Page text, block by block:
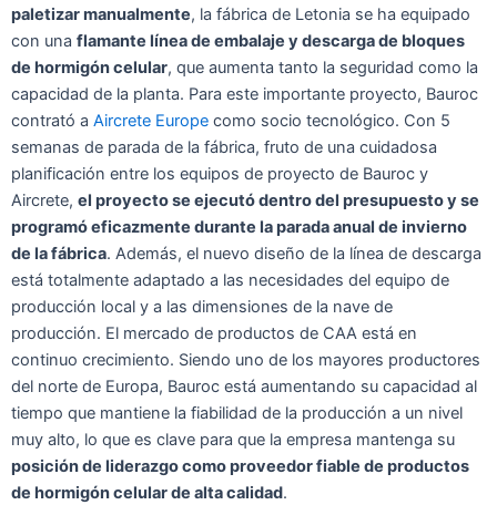
paletizar manualmente, la fábrica de Letonia se ha equipado
con una flamante línea de embalaje y descarga de bloques
de hormigón celular, que aumenta tanto la seguridad como la
capacidad de la planta. Para este importante proyecto, Bauroc
contrató a Aircrete Europe como socio tecnológico. Con 5
semanas de parada de la fábrica, fruto de una cuidadosa
planificación entre los equipos de proyecto de Bauroc y
Aircrete, el proyecto se ejecutó dentro del presupuesto y se
programó eficazmente durante la parada anual de invierno
de la fábrica. Además, el nuevo diseño de la línea de descarga
está totalmente adaptado a las necesidades del equipo de
producción local y a las dimensiones de la nave de
producción. El mercado de productos de CAA está en
continuo crecimiento. Siendo uno de los mayores productores
del norte de Europa, Bauroc está aumentando su capacidad al
tiempo que mantiene la fiabilidad de la producción a un nivel
muy alto, lo que es clave para que la empresa mantenga su
posición de liderazgo como proveedor fiable de productos
de hormigón celular de alta calidad.